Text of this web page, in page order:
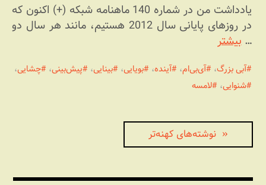
یادداشت من در شماره 140 ماهنامه شبکه (+) اکنون که
در روزهای پایانی سال 2012 هستیم، مانند هر سال دو
…بیشتر
آبی بزرگ، آی‌بی‌ام، آینده، بویایی، بینایی، پیش‌بینی، چشایی،
شنوایی، لامسه
راهبرینوشته‌های کهنه‌تر